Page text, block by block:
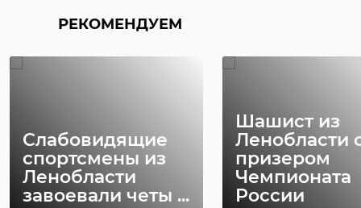
РЕКОМЕНДУЕМ
Слабовидящие
спортсмены из
Ленобласти
завоевали четы ...
Шашист из
Ленобласти
призером
Чемпионата
России